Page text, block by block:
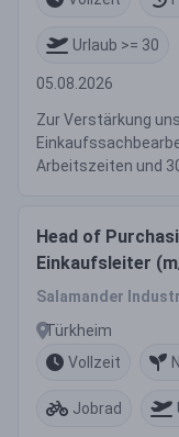
Urlaub >= 30
05.08.2026
Zur Verstärkung
Arbeitszeiten und
Head of
Einkaufsleiter
Salamander
Türkheim
Vollzeit
Jobrad